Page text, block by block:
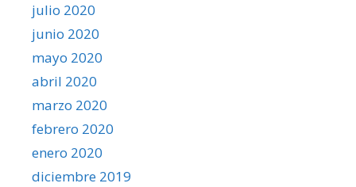
julio 2020
junio 2020
mayo 2020
abril 2020
marzo 2020
febrero 2020
enero 2020
diciembre 2019